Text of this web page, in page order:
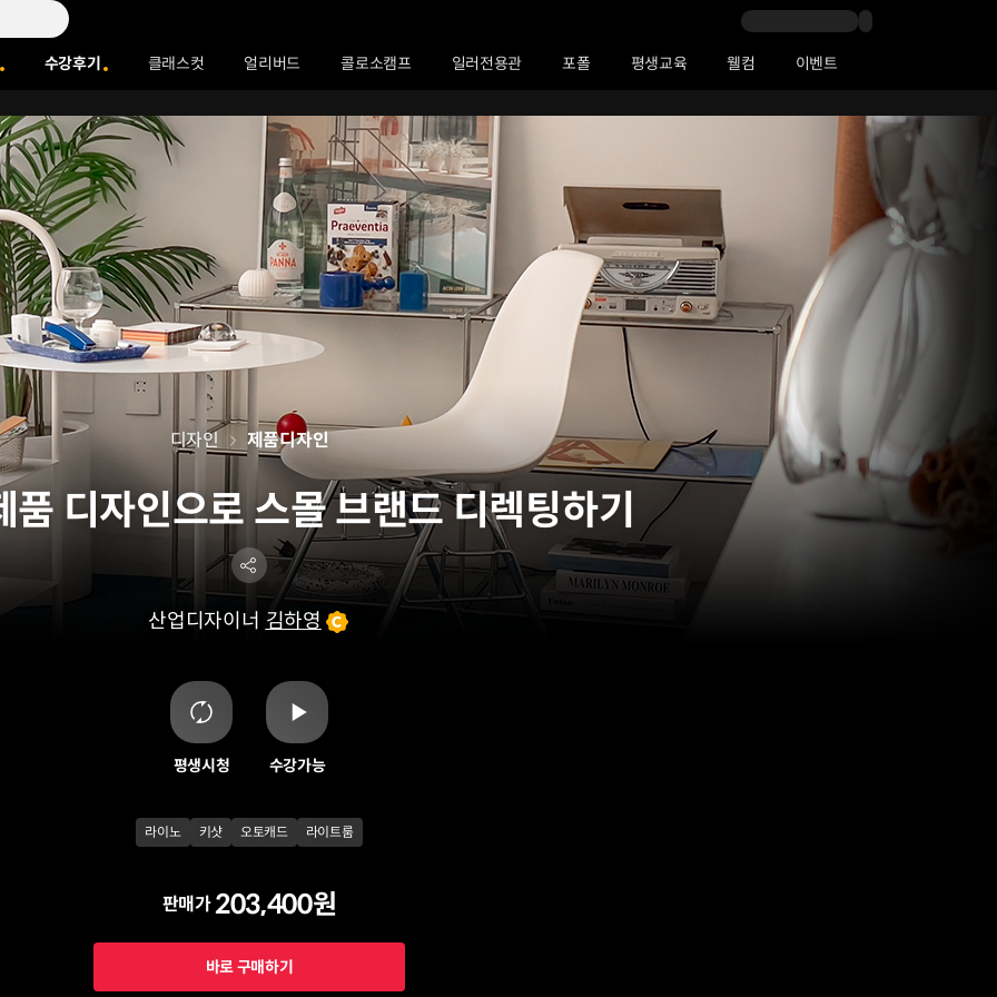
수강후기 클래스컷 얼리버드 콜로소캠프 일러전용관 포폴 평생교육 웰컴 이벤트
품 디자인으로 스몰 브랜드 디렉팅하기
산업디자이너 김하영
디자인 제품디자인
평생시청 수강가능
라이노 키샷 오토캐드 라이트룸
판매가203,400원
바로 구매하기